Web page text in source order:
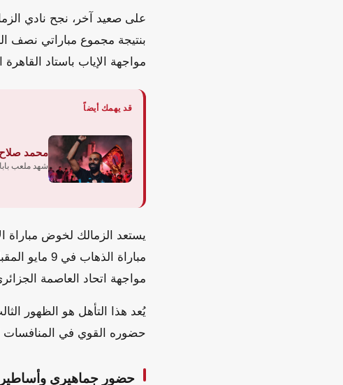
على صعيد آخر، نجح نادي
بنتيجة مجموع مباراتي نصف
مواجهة الإياب باستاد
قد يهمك أيضاً
محمد
شهد ملعب
مواجهة اتحاد العاصمة
حضوره القوي في المنافسات
حضور جماهيري وأساطير